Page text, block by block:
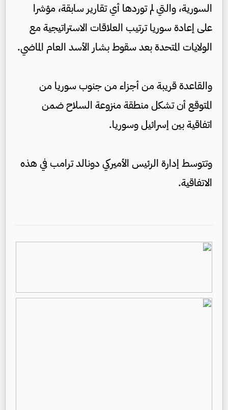
السورية، والتي لم توردها أي تقارير سابقة، مؤشرا
على إعادة سوريا ترتيب العلاقات الاستراتيجية مع
الولايات المتحدة بعد سقوط بشار الأسد العام الماضي.
والقاعدة قريبة من أجزاء من جنوب سوريا من
المتوقع أن تشكل منطقة منزوعة السلاح ضمن
اتفاقية بين إسرائيل وسوريا.
وتتوسط إدارة الرئيس الأميركي دونالد ترامب في هذه
الاتفاقية.